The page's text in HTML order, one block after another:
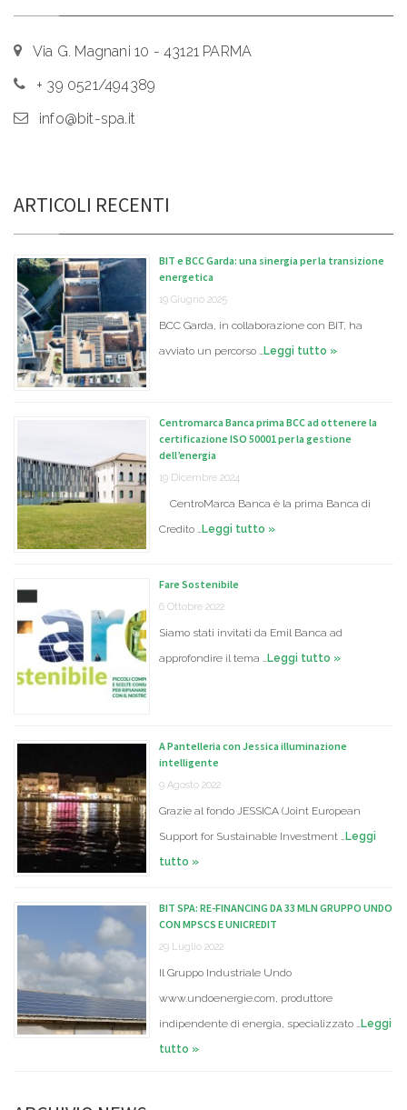
Via G. Magnani 10 - 43121 PARMA
+ 39 0521/494389
info@bit-spa.it
ARTICOLI RECENTI
BIT e BCC Garda: una sinergia per la transizione
energetica
19 Giugno 2025
BCC Garda, in collaborazione con BIT, ha
avviato un percorso …Leggi tutto »
Centromarca Banca prima BCC ad ottenere la
certificazione ISO 50001 per la gestione
dell’energia
19 Dicembre 2024
CentroMarca Banca è la prima Banca di
Credito …Leggi tutto »
Fare Sostenibile
6 Ottobre 2022
Siamo stati invitati da Emil Banca ad
approfondire il tema …Leggi tutto »
A Pantelleria con Jessica illuminazione
intelligente
9 Agosto 2022
Grazie al fondo JESSICA (Joint European
Support for Sustainable Investment …Leggi
tutto »
BIT SPA: RE-FINANCING DA 33 MLN GRUPPO UNDO
CON MPSCS E UNICREDIT
29 Luglio 2022
Il Gruppo Industriale Undo
www.undoenergie.com, produttore
indipendente di energia, specializzato …Leggi
tutto »